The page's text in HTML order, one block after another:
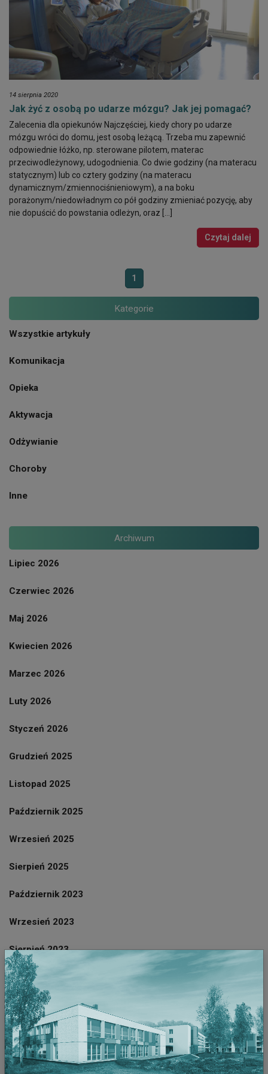
14 sierpnia 2020
Jak żyć z osobą po udarze mózgu? Jak jej pomagać?
Zalecenia dla opiekunów Najczęściej, kiedy chory po udarze
mózgu wróci do domu, jest osobą leżącą. Trzeba mu zapewnić
odpowiednie łóżko, np. sterowane pilotem, materac
przeciwodleżynowy, udogodnienia. Co dwie godziny (na materacu
statycznym) lub co cztery godziny (na materacu
dynamicznym/zmiennociśnieniowym), a na boku
porażonym/niedowładnym co pół godziny zmieniać pozycję, aby
nie dopuścić do powstania odleżyn, oraz […]
Czytaj dalej
1
Kategorie
Wszystkie artykuły
Komunikacja
Opieka
Aktywacja
Odżywianie
Choroby
Inne
Archiwum
Lipiec 2026
Czerwiec 2026
Maj 2026
Kwiecien 2026
Marzec 2026
Luty 2026
Styczeń 2026
Grudzień 2025
Listopad 2025
Październik 2025
Wrzesień 2025
Sierpień 2025
Październik 2023
Wrzesień 2023
Sierpień 2023
Lipiec 2023
Czerwiec 2023
Maj 2023
Kwiecien 2023